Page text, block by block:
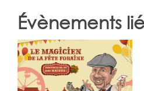
Évènements